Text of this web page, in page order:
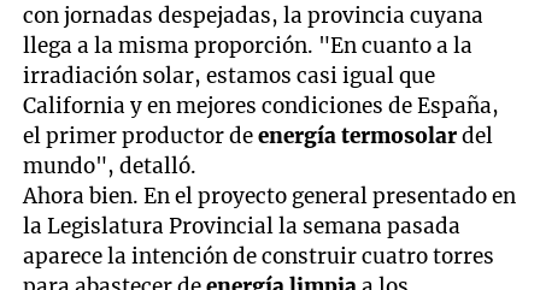
con jornadas despejadas, la provincia cuyana
llega a la misma proporción. "En cuanto a la
irradiación solar, estamos casi igual que
California y en mejores condiciones de España,
el primer productor deenergía termosolardel
mundo", detalló.
Ahora bien. En el proyecto general presentado en
la Legislatura Provincial la semana pasada
aparece la intención de construir cuatro torres